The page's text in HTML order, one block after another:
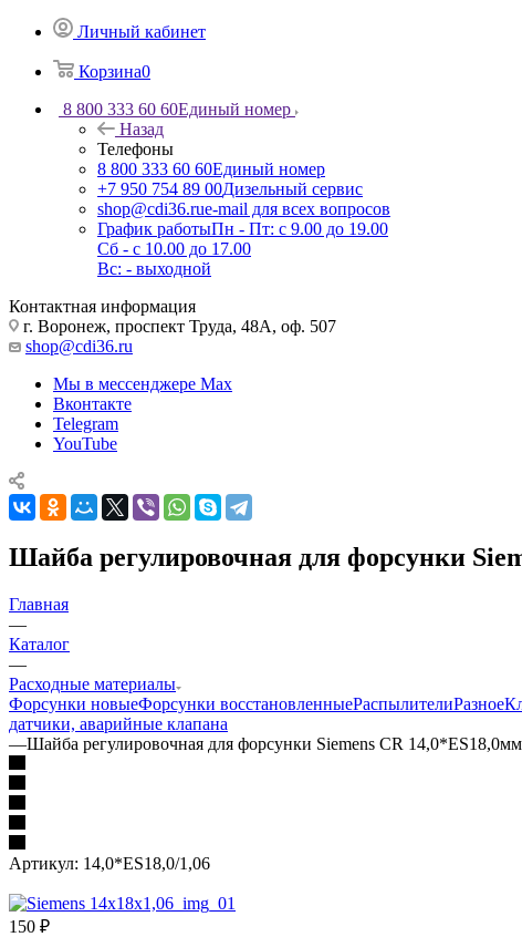
Личный кабинет
Корзина0
8 800 333 60 60Единый номер
Назад
Телефоны
8 800 333 60 60Единый номер
+7 950 754 89 00Дизельный сервис
shop@cdi36.rue-mail для всех вопросов
График работыПн - Пт: с 9.00 до 19.00
Сб - с 10.00 до 17.00
Вс: - выходной
Контактная информация
г. Воронеж, проспект Труда, 48А, оф. 507
shop@cdi36.ru
Мы в мессенджере Max
Вконтакте
Telegram
YouTube
Шайба регулировочная для форсунки
Главная
—
Каталог
—
Расходные материалы
Форсунки новыеФорсунки восстановленныеРаспылителиРазное
датчики, аварийные клапана
—Шайба регулировочная для форсунки Siemens CR
Артикул: 14,0*ES18,0/1,06
150 ₽